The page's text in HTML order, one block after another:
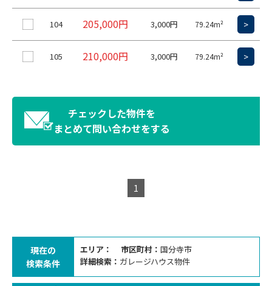
104 205,000円 3,000円 79.24m² >
105 210,000円 3,000円 79.24m² >
チェックした物件を
まとめて問い合わせをする
1
現在の
検索条件
エリア： 市区町村： 国分寺市
詳細検索： ガレージハウス物件